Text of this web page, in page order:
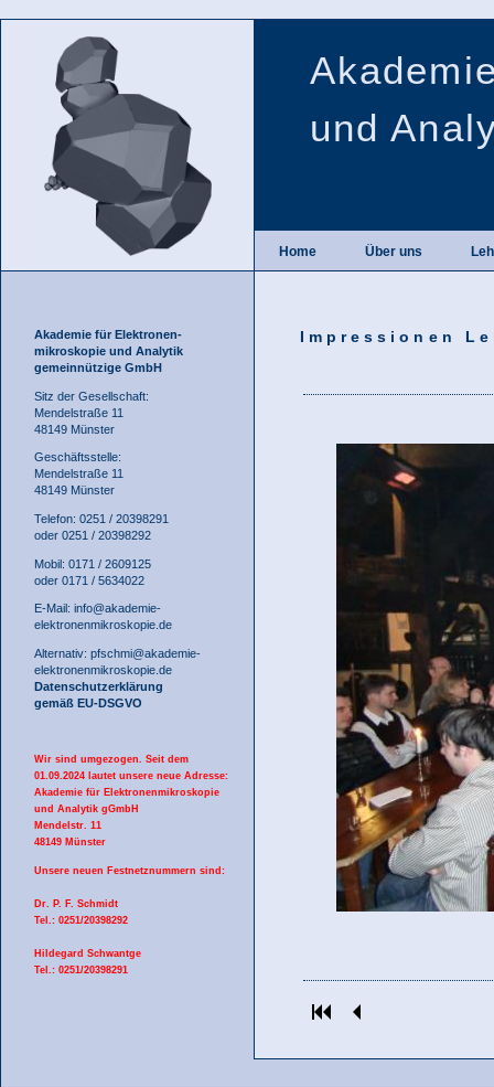
und
Home Über uns
Akademie für Elektronen-
mikroskopie und Analytik
gemeinnützige GmbH
Sitz der Gesellschaft:
Mendelstraße 11
48149 Münster
Geschäftsstelle:
Mendelstraße 11
48149 Münster
Telefon: 0251 / 20398291
oder 0251 / 20398292
Mobil: 0171 / 2609125
oder 0171 / 5634022
E-Mail: info@akademie-
elektronenmikroskopie.de
Alternativ: pfschmi@akademie-
elektronenmikroskopie.de
Datenschutzerklärung
gemäß EU-DSGVO
Wir sind umgezogen. Seit dem
01.09.2024 lautet unsere neue Adresse:
Akademie für Elektronenmikroskopie
und Analytik gGmbH
Mendelstr. 11
48149 Münster
Unsere neuen Festnetznummern sind:
Dr. P. F. Schmidt
Tel.: 0251/20398292
Hildegard Schwantge
Tel.: 0251/20398291
Impressionen